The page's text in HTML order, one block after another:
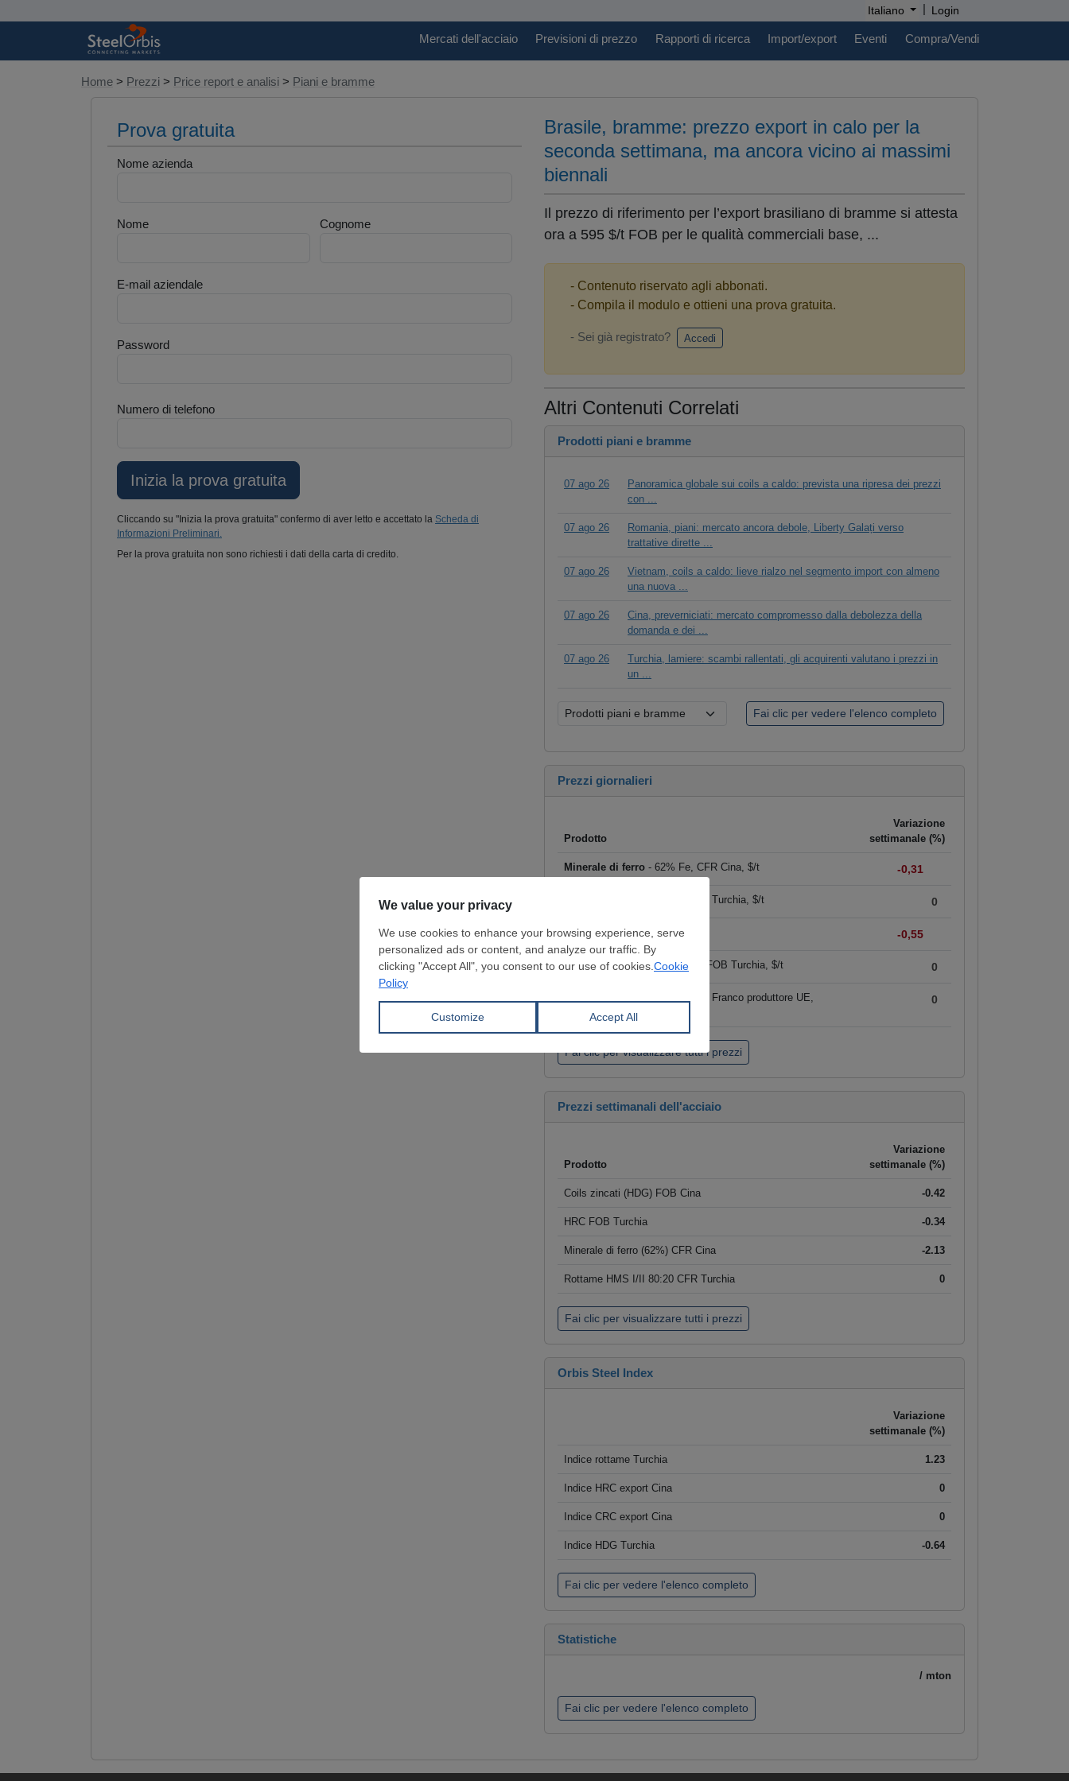
Italiano | Login
Mercati dell'acciaio Previsioni di prezzo Rapporti di ricerca Import/export Eventi Compra/Vendi
Home > Prezzi > Price report e analisi > Piani e bramme
Prova gratuita
Nome azienda
Nome Cognome
E-mail aziendale
Password
Numero di telefono
Cliccando su "Inizia la prova gratuita" confermo di aver letto e accettato la Scheda di
Informazioni Preliminari.
Per la prova gratuita non sono richiesti i dati della carta di credito.
Brasile, bramme: prezzo export in calo per la
seconda settimana, ma ancora vicino ai massimi
biennali
Il prezzo di riferimento per l’export brasiliano di bramme si attesta
ora a 595 $/t FOB per le qualità commerciali base, ...
- Contenuto riservato agli abbonati.
- Compila il modulo e ottieni una prova gratuita.
- Sei già registrato? Accedi
Altri Contenuti Correlati
Prodotti piani e bramme
07 ago 26
Panoramica globale sui coils a caldo: prevista una ripresa dei prezzi
con ...
07 ago 26
Romania, piani: mercato ancora debole, Liberty Galați verso
trattative dirette ...
07 ago 26
Vietnam, coils a caldo: lieve rialzo nel segmento import con almeno
una nuova ...
07 ago 26
Cina, preverniciati: mercato compromesso dalla debolezza della
domanda e dei ...
07 ago 26
Turchia, lamiere: scambi rallentati, gli acquirenti valutano i prezzi in
un ...
Prezzi giornalieri
Prodotto
Variazione
settimanale (%)
Minerale di ferro - 62% Fe, CFR Cina, $/t -0,31
- HMS I/II 80:20, CFR Turchia, $/t 0
Billette- FOB Cina, $/t -0,55
Tondo per cemento armato - FOB Turchia, $/t 0
- Franco produttore UE,
0
Fai clic per visualizzare tutti i prezzi
Prezzi settimanali dell'acciaio
Prodotto
Variazione
settimanale (%)
Coils zincati (HDG) FOB Cina -0.42
HRC FOB Turchia -0.34
Minerale di ferro (62%) CFR Cina -2.13
Rottame HMS I/II 80:20 CFR Turchia 0
Fai clic per visualizzare tutti i prezzi
Orbis Steel Index
Variazione
settimanale (%)
Indice rottame Turchia 1.23
Indice HRC export Cina 0
Indice CRC export Cina 0
Indice HDG Turchia -0.64
Fai clic per vedere l'elenco completo
Statistiche
/ mton
Fai clic per vedere l'elenco completo